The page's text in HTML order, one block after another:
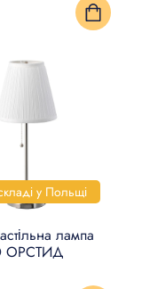
у Польщі
лампа
ОРСТИД